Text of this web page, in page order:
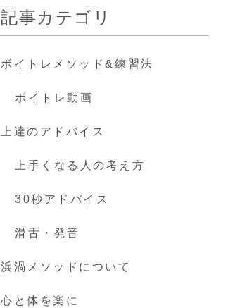
記事カテゴリ
ボイトレメソッド&練習法
ボイトレ動画
上達のアドバイス
上手くなる人の考え方
30秒アドバイス
滑舌・発音
浜渦メソッドについて
心と体を楽に